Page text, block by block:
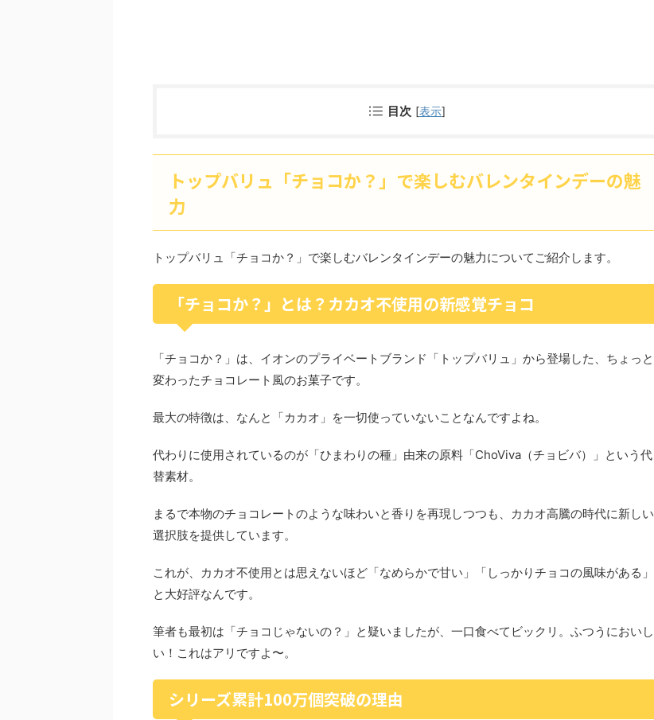
目次 [表示]
トップバリュ「チョコか？」で楽しむバレンタインデーの魅
力
トップバリュ「チョコか？」で楽しむバレンタインデーの魅力についてご紹介します。
「チョコか？」とは？カカオ不使用の新感覚チョコ
「チョコか？」は、イオンのプライベートブランド「トップバリュ」から登場した、ちょっと
変わったチョコレート風のお菓子です。
最大の特徴は、なんと「カカオ」を一切使っていないことなんですよね。
代わりに使用されているのが「ひまわりの種」由来の原料「ChoViva（チョビバ）」という代
替素材。
まるで本物のチョコレートのような味わいと香りを再現しつつも、カカオ高騰の時代に新しい
選択肢を提供しています。
これが、カカオ不使用とは思えないほど「なめらかで甘い」「しっかりチョコの風味がある」
と大好評なんです。
筆者も最初は「チョコじゃないの？」と疑いましたが、一口食べてビックリ。ふつうにおいし
い！これはアリですよ〜。
シリーズ累計100万個突破の理由